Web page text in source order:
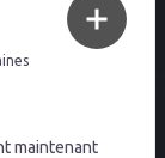
maintenant